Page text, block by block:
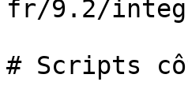
fr/9.2/
# Scripts